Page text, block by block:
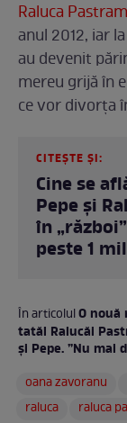
Raluca
anul 2012, iar
au devenit
mereu grijă în
ce vor divorța
CITEȘTE ȘI:
Cine se
Pepe și
în
peste 1
În articolulO nouă
tatăl Ralucăi
și Pepe. ”Nu mai
oana zavoranu
raluca
raluca